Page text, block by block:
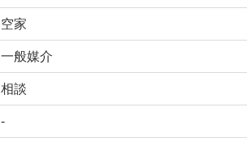
空家
一般媒介
相談
-